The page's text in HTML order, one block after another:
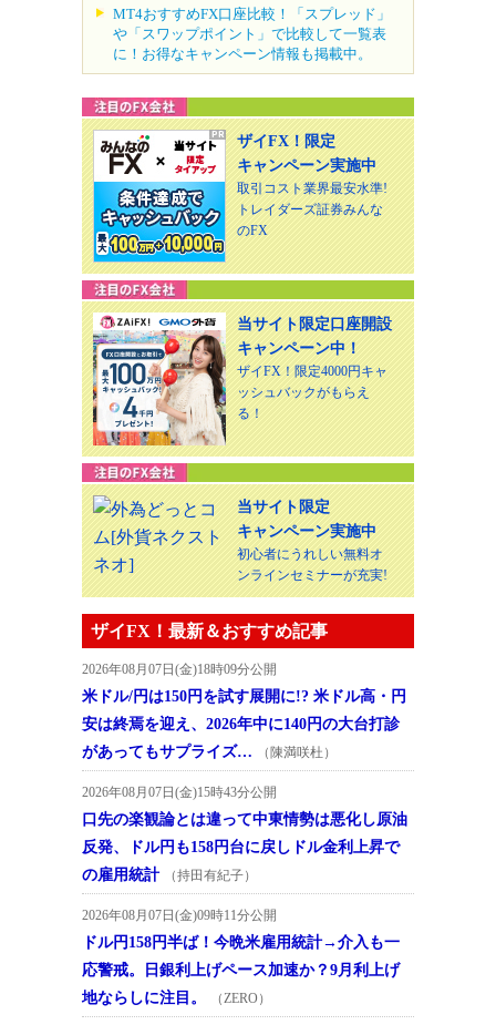
MT4おすすめFX口座比較！「スプレッド」
や「スワップポイント」で比較して一覧表
に！お得なキャンペーン情報も掲載中。
ザイFX！限定
キャンペーン実施中
取引コスト業界最安水準!
トレイダーズ証券みんな
のFX
当サイト限定口座開設
キャンペーン中！
ザイFX！限定4000円キャ
ッシュバックがもらえ
る！
当サイト限定
キャンペーン実施中
初心者にうれしい無料オ
ンラインセミナーが充実!
ザイFX！最新＆おすすめ記事
2026年08月07日(金)18時09分公開
米ドル/円は150円を試す展開に!? 米ドル高・円
安は終焉を迎え、2026年中に140円の大台打診
があってもサプライズ…
（陳満咲杜）
2026年08月07日(金)15時43分公開
口先の楽観論とは違って中東情勢は悪化し原油
反発、ドル円も158円台に戻しドル金利上昇で
の雇用統計
（持田有紀子）
2026年08月07日(金)09時11分公開
ドル円158円半ば！今晩米雇用統計→介入も一
応警戒。日銀利上げペース加速か？9月利上げ
地ならしに注目。
（ZERO）